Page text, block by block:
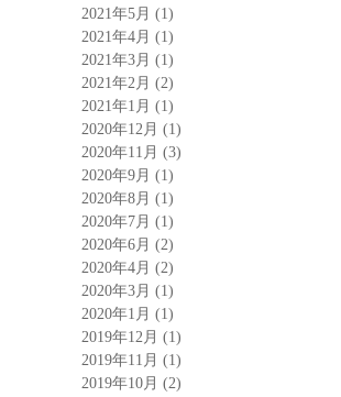
2021年5月 (1)
2021年4月 (1)
2021年3月 (1)
2021年2月 (2)
2021年1月 (1)
2020年12月 (1)
2020年11月 (3)
2020年9月 (1)
2020年8月 (1)
2020年7月 (1)
2020年6月 (2)
2020年4月 (2)
2020年3月 (1)
2020年1月 (1)
2019年12月 (1)
2019年11月 (1)
2019年10月 (2)